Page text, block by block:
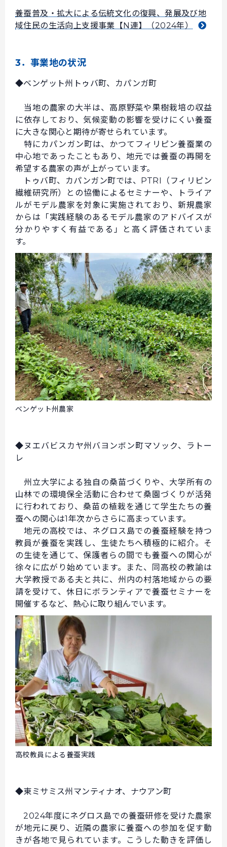
養蚕普及・拡大による伝統文化の復興、発展及び地
域住民の生活向上支援事業【N連】（2024年）
3．事業地の状況
◆ベンゲット州トゥバ町、カパンガ町
当地の農家の大半は、高原野菜や果樹栽培の収益
に依存しており、気候変動の影響を受けにくい養蚕
に大きな関心と期待が寄せられています。
特にカパンガン町は、かつてフィリピン養蚕業の
中心地であったこともあり、地元では養蚕の再開を
希望する農家の声が上がっています。
トゥバ町、カパンガン町では、PTRI（フィリピン
繊維研究所）との協働によるセミナーや、トライア
ルがモデル農家を対象に実施されており、新規農家
からは「実践経験のあるモデル農家のアドバイスが
分かりやすく有益である」と高く評価されていま
す。
ベンゲット州農家
◆ヌエバビスカヤ州バヨンボン町マソック、ラトー
レ
州立大学による独自の桑苗づくりや、大学所有の
山林での環境保全活動に合わせて桑園づくりが活発
に行われており、桑苗の植栽を通じて学生たちの養
蚕への関心は1年次からさらに高まっています。
地元の高校では、ネグロス島での養蚕経験を持つ
教員が養蚕を実践し、生徒たちへ積極的に紹介。そ
の生徒を通じて、保護者らの間でも養蚕への関心が
徐々に広がり始めています。また、同高校の教諭は
大学教授である夫と共に、州内の村落地域からの要
請を受けて、休日にボランティアで養蚕セミナーを
開催するなど、熱心に取り組んでいます。
高校教員による養蚕実践
◆東ミサミス州マンティナオ、ナウアン町
2024年度にネグロス島での養蚕研修を受けた農家
が地元に戻り、近隣の農家に養蚕への参加を促す動
きが各地で見られています。こうした動きを評価し